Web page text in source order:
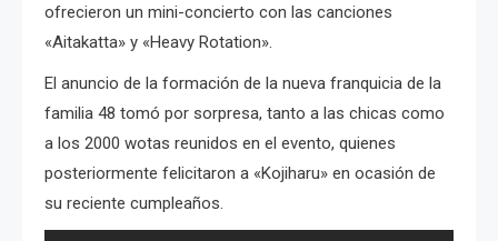
ofrecieron un mini-concierto con las canciones
«Aitakatta» y «Heavy Rotation».
El anuncio de la formación de la nueva franquicia de la
familia 48 tomó por sorpresa, tanto a las chicas como
a los 2000 wotas reunidos en el evento, quienes
posteriormente felicitaron a «Kojiharu» en ocasión de
su reciente cumpleaños.